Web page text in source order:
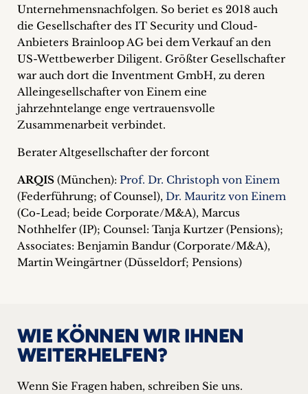
Unternehmensnachfolgen. So beriet es 2018 auch
die Gesellschafter des IT Security und Cloud-
Anbieters Brainloop AG bei dem Verkauf an den
US-Wettbewerber Diligent. Größter Gesellschafter
war auch dort die Inventment GmbH, zu deren
Alleingesellschafter von Einem eine
jahrzehntelange enge vertrauensvolle
Zusammenarbeit verbindet.
Berater Altgesellschafter der forcont
ARQIS (München): Prof. Dr. Christoph von Einem
(Federführung; of Counsel), Dr. Mauritz von Einem
(Co-Lead; beide Corporate/M&A), Marcus
Nothhelfer (IP); Counsel: Tanja Kurtzer (Pensions);
Associates: Benjamin Bandur (Corporate/M&A),
Martin Weingärtner (Düsseldorf; Pensions)
WIE KÖNNEN WIR IHNEN
WEITERHELFEN?
Wenn Sie Fragen haben, schreiben Sie uns.